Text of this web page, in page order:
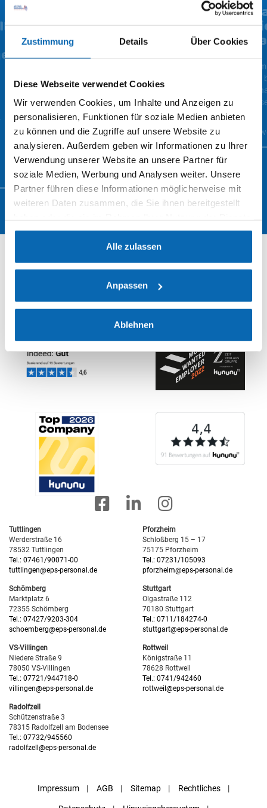
Zustimmung Details Über Cookies
Diese Webseite verwendet Cookies
Wir verwenden Cookies, um Inhalte und Anzeigen zu
personalisieren, Funktionen für soziale Medien anbieten
zu können und die Zugriffe auf unsere Website zu
analysieren. Außerdem geben wir Informationen zu Ihrer
Verwendung unserer Website an unsere Partner für
soziale Medien, Werbung und Analysen weiter. Unsere
Partner führen diese Informationen möglicherweise mit
weiteren Daten zusammen, die Sie ihnen bereitgestellt
gesammelt haben. Weitere Informationen finden Sie auf
DatenschutzseiteAlle zulassen
Anpassen
Ablehnen
Frau Sarah Pajzer neu im
Team Pforzheim
unserem Team in Pforzheim.
weiterlesen
Tuttlingen
Werderstraße 16
78532 Tuttlingen
Tel.: 07461/90071-00
tuttlingen@eps-personal.de
Pforzheim
Schloßberg 15 – 17
75175 Pforzheim
Tel.: 07231/105093
pforzheim@eps-personal.de
Schömberg
Marktplatz 6
72355 Schömberg
Tel.: 07427/9203-304
schoemberg@eps-personal.de
Stuttgart
Olgastraße 112
70180 Stuttgart
Tel.: 0711/184274-0
stuttgart@eps-personal.de
VS-Villingen
Niedere Straße 9
78050 VS-Villingen
Tel.: 07721/944718-0
villingen@eps-personal.de
Rottweil
Königstraße 11
78628 Rottweil
Tel.: 0741/942460
rottweil@eps-personal.de
Radolfzell
Schützenstraße 3
78315 Radolfzell am Bodensee
Tel.: 07732/945560
radolfzell@eps-personal.de
Impressum AGB Sitemap Rechtliches